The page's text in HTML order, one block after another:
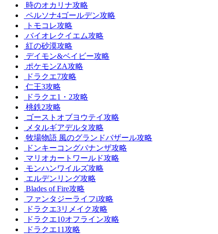
時のオカリナ攻略
ペルソナ4ゴールデン攻略
トモコレ攻略
バイオレクイエム攻略
紅の砂漠攻略
デイモン&ベイビー攻略
ポケモンZA攻略
ドラクエ7攻略
仁王3攻略
ドラクエ1・2攻略
桃鉄2攻略
ゴーストオブヨウテイ攻略
メタルギアデルタ攻略
牧場物語 風のグランドバザール攻略
ドンキーコングバナンザ攻略
マリオカートワールド攻略
モンハンワイルズ攻略
エルデンリング攻略
Blades of Fire攻略
ファンタジーライフi攻略
ドラクエ3リメイク攻略
ドラクエ10オフライン攻略
ドラクエ11攻略